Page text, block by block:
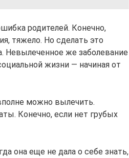
родителей. Конечно,
тяжело. Но сделать это
Невылеченное же заболевание
жизни — начиная от
можно вылечить.
Конечно, если нет грубых
она еще не дала о себе знать,